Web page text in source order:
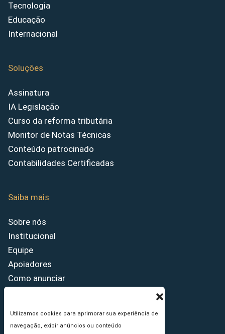
Utilizamos cookies para aprimorar sua experiência de
navegação, exibir anúncios ou conteúdo
Tecnologia
Educação
Internacional
Soluções
Assinatura
IA Legislação
Curso da reforma tributária
Monitor de Notas Técnicas
Conteúdo patrocinado
Contabilidades Certificadas
Saiba mais
Sobre nós
Institucional
Equipe
Apoiadores
Como anunciar